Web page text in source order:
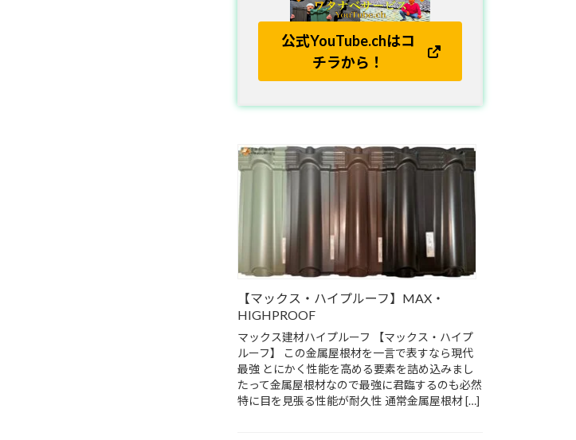
公式YouTube.chはコ
チラから！
【マックス・ハイプルーフ】MAX・
HIGHPROOF
マックス建材ハイプルーフ 【マックス・ハイプ
ルーフ】 この金属屋根材を一言で表すなら現代
最強 とにかく性能を高める要素を詰め込みまし
たって金属屋根材なので最強に君臨するのも必然
特に目を見張る性能が耐久性 通常金属屋根材 […]